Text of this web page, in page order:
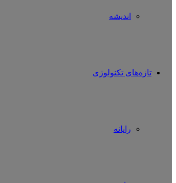
اندیشه
تازه‌های تکنولوژی
رایانه